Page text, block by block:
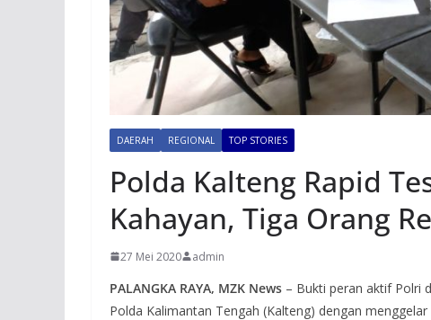
DAERAH REGIONAL TOP STORIES
Polda Kalteng Rapid
Kahayan, Tiga Orang
27 Mei 2020 admin
PALANGKA RAYA, MZK News – Bukti peran aktif Polri
Polda Kalimantan Tengah (Kalteng) dengan